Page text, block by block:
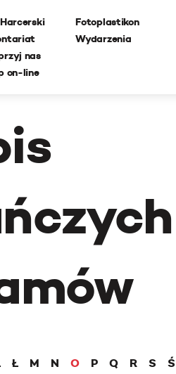
nas
on-line
Fotoplastikon
Wydarzenia
Ł M N O P Q R S Ś